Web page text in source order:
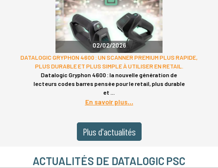
02/02/2026
DATALOGIC GRYPHON 4600 : UN SCANNER PREMIUM PLUS RAPIDE,
PLUS DURABLE ET PLUS SIMPLE À UTILISER EN RETAIL.
Datalogic Gryphon 4600 : la nouvelle génération de
lecteurs codes barres pensée pour le retail, plus durable
et
En savoir plus
Plus d'actualités
ACTUALITÉS DE DATALOGIC PSC